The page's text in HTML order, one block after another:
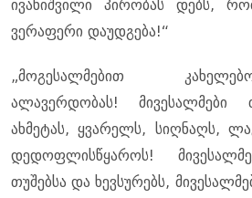
ივანიშვილი პირობას დებს,
ვერაფერი დაუდგება!“
„მოგესალმებით
ალავერდობას! მივესალმები
ახმეტას, ყვარელს, სიღნაღს,
დედოფლისწყაროს!
თუშებსა და ხევსურებს,